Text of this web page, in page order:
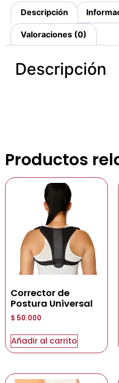
Descripción
Valoraciones (0)
Descripción
Productos
Corrector de
Postura Universal
$ 50.000
Añadir al carrito